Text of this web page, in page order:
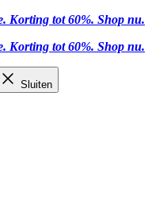
Korting tot 60%. Shop nu.
Korting tot 60%. Shop nu.
Sluiten